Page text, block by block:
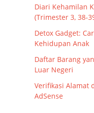
Diari Kehamilan
(Trimester 3, 38-
Detox Gadget:
Kehidupan Anak
Daftar Barang
Luar Negeri
Verifikasi Alamat
AdSense